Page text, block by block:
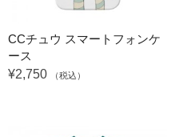
CCチュウ スマートフォンケ
ース
¥2,750
（税込）